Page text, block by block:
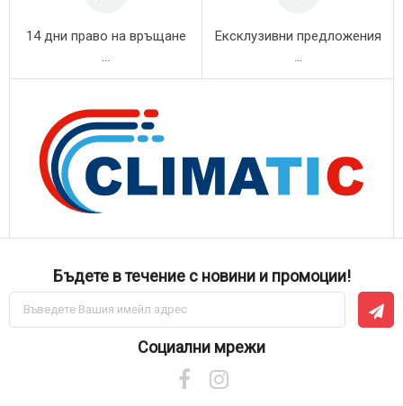
14 дни право на връщане Ексклузивни предложения
Бъдете в течение с новини и промоции!
Абонирай
за
Социални мрежи